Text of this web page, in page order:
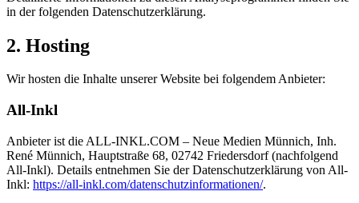
in der folgenden Datenschutzerklärung.
2. Hosting
Wir hosten die Inhalte unserer Website bei folgendem Anbieter:
All-Inkl
Anbieter ist die ALL-INKL.COM – Neue Medien Münnich, Inh.
René Münnich, Hauptstraße 68, 02742 Friedersdorf (nachfolgend
All-Inkl). Details entnehmen Sie der Datenschutzerklärung von All-
Inkl: https://all-inkl.com/datenschutzinformationen/.